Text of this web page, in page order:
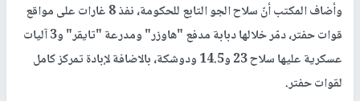
وأضاف المكتب أنّ سلاح الجو التابع للحكومة، نفذ 8 غارات على مواقع
قوات حفتر، دمّر خلالها دبابة مدفع "هاوزر" ومدرعة "تايقر" و3 آليات
عسكرية عليها سلاح 23 و14.5 ودوشكة، بالاضافة لإبادة تمركز كامل
لقوات حفتر.